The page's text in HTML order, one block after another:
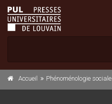
Accueil Phénoménologie sociale et critique